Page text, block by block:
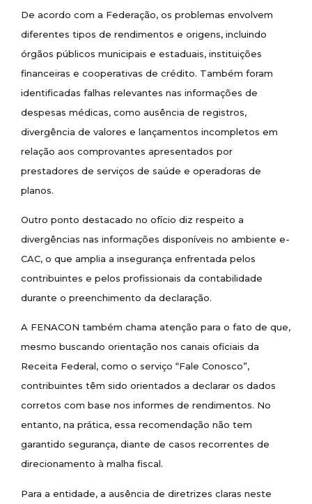
De acordo com a Federação, os problemas envolvem
diferentes tipos de rendimentos e origens, incluindo
órgãos públicos municipais e estaduais, instituições
financeiras e cooperativas de crédito. Também foram
identificadas falhas relevantes nas informações de
despesas médicas, como ausência de registros,
divergência de valores e lançamentos incompletos em
relação aos comprovantes apresentados por
prestadores de serviços de saúde e operadoras de
planos.
Outro ponto destacado no ofício diz respeito a
divergências nas informações disponíveis no ambiente e-
CAC, o que amplia a insegurança enfrentada pelos
contribuintes e pelos profissionais da contabilidade
durante o preenchimento da declaração.
A FENACON também chama atenção para o fato de que,
mesmo buscando orientação nos canais oficiais da
Receita Federal, como o serviço “Fale Conosco”,
contribuintes têm sido orientados a declarar os dados
corretos com base nos informes de rendimentos. No
entanto, na prática, essa recomendação não tem
garantido segurança, diante de casos recorrentes de
direcionamento à malha fiscal.
Para a entidade, a ausência de diretrizes claras neste